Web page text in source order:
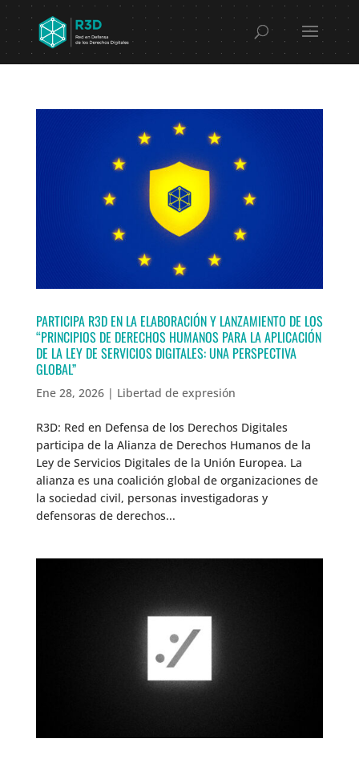
PARTICIPA R3D EN LA ELABORACIÓN Y LANZAMIENTO DE LOS
“PRINCIPIOS DE DERECHOS HUMANOS PARA LA APLICACIÓN
DE LA LEY DE SERVICIOS DIGITALES: UNA PERSPECTIVA
GLOBAL”
Ene 28, 2026| Libertad de expresión
R3D: Red en Defensa de los Derechos Digitales
participa de la Alianza de Derechos Humanos de la
Ley de Servicios Digitales de la Unión Europea. La
alianza es una coalición global de organizaciones de
la sociedad civil, personas investigadoras y
defensoras de derechos...